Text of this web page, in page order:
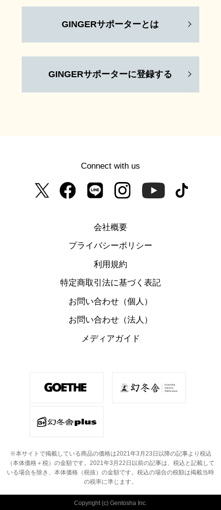
GINGERサポーターとは
GINGERサポーターに登録する
Connect with us
会社概要
プライバシーポリシー
利用規約
特定商取引法に基づく表記
お問い合わせ（個人）
お問い合わせ（法人）
メディアガイド
※本サイトで掲載している商品の価格は2021年3月23日以降の記事より税込
（本体価格＋税）の金額です。 2021年3月22日以前の記事は、税込と記載して
いる場合を除き、本体価格（税抜）の金額です。 税込の場合の税額は掲載当時
の税率に準じます。
Copyright (c) Gentosha Inc.